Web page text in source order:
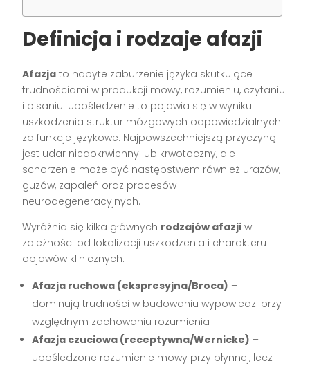
Definicja i rodzaje afazji
Afazja to nabyte zaburzenie języka skutkujące
trudnościami w produkcji mowy, rozumieniu, czytaniu
i pisaniu. Upośledzenie to pojawia się w wyniku
uszkodzenia struktur mózgowych odpowiedzialnych
za funkcje językowe. Najpowszechniejszą przyczyną
jest udar niedokrwienny lub krwotoczny, ale
schorzenie może być następstwem również urazów,
guzów, zapaleń oraz procesów
neurodegeneracyjnych.
Wyróżnia się kilka głównych rodzajów afazji w
zależności od lokalizacji uszkodzenia i charakteru
objawów klinicznych:
Afazja ruchowa (ekspresyjna/Broca) –
dominują trudności w budowaniu wypowiedzi przy
względnym zachowaniu rozumienia
Afazja czuciowa (receptywna/Wernicke) –
upośledzone rozumienie mowy przy płynnej, lecz